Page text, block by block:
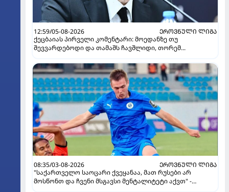
12:59/05-08-2026
ᲔᲠᲝᲕᲜᲣᲚᲘ ᲚᲘᲒᲐ
ქეცბაიას პირველი კომენტარი: მოედანზე თუ
შევვარდებოდი და თამაშს ჩავშლიდი, თორემ...
08:35/03-08-2026
ᲔᲠᲝᲕᲜᲣᲚᲘ ᲚᲘᲒᲐ
"საქართველო საოცარი ქვეყანაა, მათ რუსები არ
მოსწონთ და ჩვენი მსგავსი მენტალიტეტი აქვთ" -